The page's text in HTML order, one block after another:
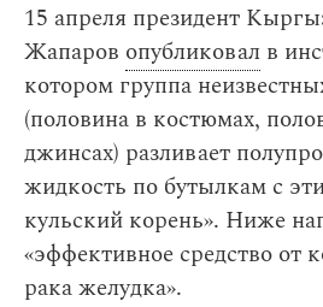
15 апреля президент
Жапаров опубликовал в
котором группа
(половина в костюмах,
джинсах) разливает
жидкость по бутылкам с
кульский корень». Ниже
«эффективное средство от
рака желудка».